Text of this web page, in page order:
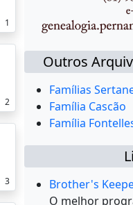
1
2
3
Outros
Famílias
Família Cascão
Família
Brother's
O melhor